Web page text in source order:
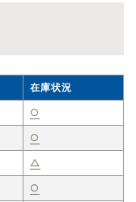
在庫状況
○
○
△
○